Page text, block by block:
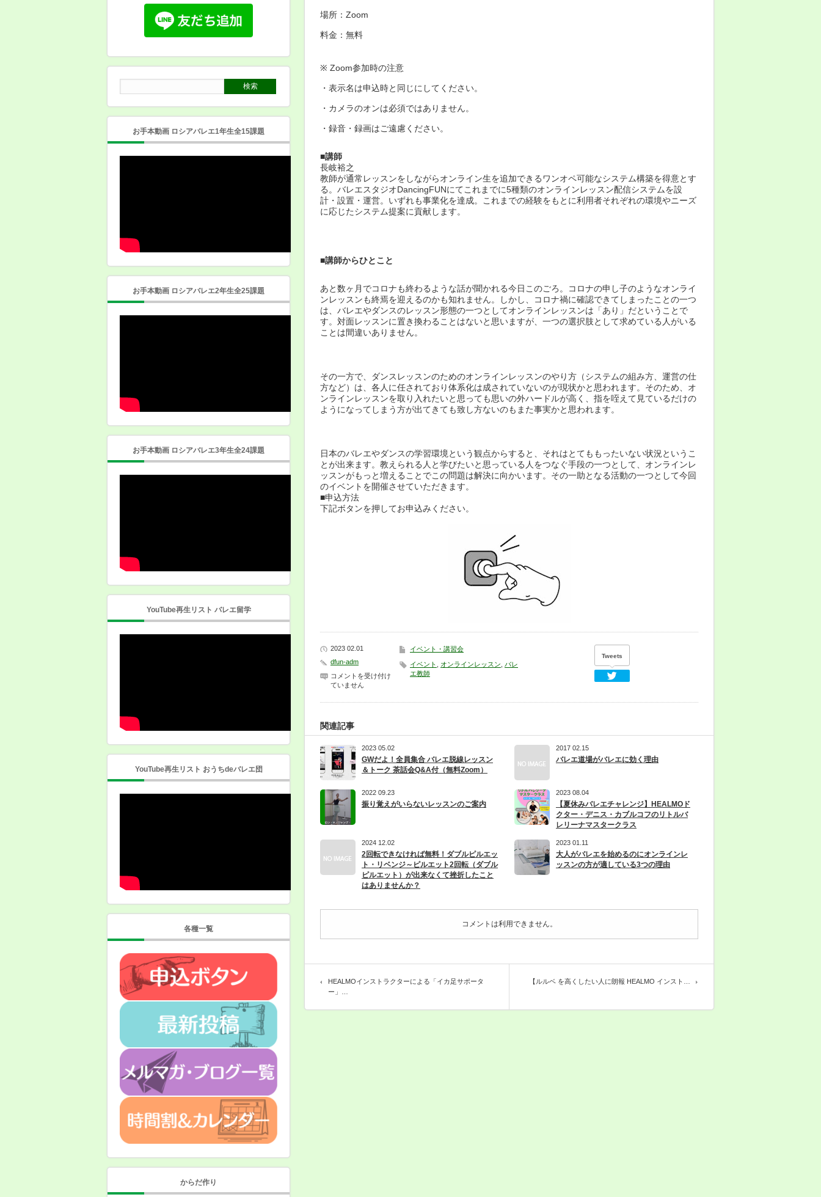
場所：Zoom
料金：無料
※ Zoom参加時の注意
・表示名は申込時と同じにしてください。
・カメラのオンは必須ではありません。
・録音・録画はご遠慮ください。
■講師
長岐裕之
教師が通常レッスンをしながらオンライン生を追加できるワンオペ可能なシステム構築を得意とす
る。バレエスタジオDancingFUNにてこれまでに5種類のオンラインレッスン配信システムを設
計・設置・運営。いずれも事業化を達成。これまでの経験をもとに利用者それぞれの環境やニーズ
に応じたシステム提案に貢献します。
■講師からひとこと
あと数ヶ月でコロナも終わるような話が聞かれる今日このごろ。コロナの申し子のようなオンライ
ンレッスンも終焉を迎えるのかも知れません。しかし、コロナ禍に確認できてしまったことの一つ
は、バレエやダンスのレッスン形態の一つとしてオンラインレッスンは「あり」だということで
す。対面レッスンに置き換わることはないと思いますが、一つの選択肢として求めている人がいる
ことは間違いありません。
その一方で、ダンスレッスンのためのオンラインレッスンのやり方（システムの組み方、運営の仕
方など）は、各人に任されており体系化は成されていないのが現状かと思われます。そのため、オ
ンラインレッスンを取り入れたいと思っても思いの外ハードルが高く、指を咥えて見ているだけの
ようになってしまう方が出てきても致し方ないのもまた事実かと思われます。
日本のバレエやダンスの学習環境という観点からすると、それはとてももったいない状況というこ
とが出来ます。教えられる人と学びたいと思っている人をつなぐ手段の一つとして、オンラインレ
ッスンがもっと増えることでこの問題は解決に向かいます。その一助となる活動の一つとして今回
のイベントを開催させていただきます。
■申込方法
下記ボタンを押してお申込みください。
2023 02.01
dfun-adm
バ
レ
教
ダ
ン
教
師
は
じ
て
の
オ
ン
イ
レ
ス
会
コメントを受け付け
ていません
イベント・講習会
イベント オンラインレッスン バレ
エ教師
Tweets
関連記事
2023 05.02
GWだよ！全員集合 バレエ脱線レッスン
＆トーク 茶話会Q&A付（無料Zoom）
2017 02.15
バレエ道場がバレエに効く理由
2022 09.23
振り覚えがいらないレッスンのご案内
2023 08.04
【夏休みバレエチャレンジ】HEALMOド
クター・デニス・カブルコフのリトルバ
レリーナマスタークラス
2024 12.02
2回転できなければ無料！ダブルピルエッ
ト・リベンジ～ピルエット2回転（ダブル
ピルエット）が出来なくて挫折したこと
はありませんか？
2023 01.11
大人がバレエを始めるのにオンラインレ
ッスンの方が適している3つの理由
コメントは利用できません。
HEALMOインストラクターによる「イカ足サポータ
ー」…
【ルルベ を高くしたい人に朗報 HEALMO インスト…
お手本動画 ロシアバレエ1年生全15課題
お手本動画 ロシアバレエ2年生全25課題
お手本動画 ロシアバレエ3年生全24課題
YouTube再生リスト バレエ留学
YouTube再生リスト おうちdeバレエ団
各種一覧
からだ作り